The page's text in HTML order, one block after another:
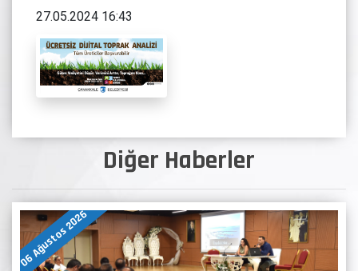
Diğer Haberler
06 Ağustos 2026
27.05.2024 16:43